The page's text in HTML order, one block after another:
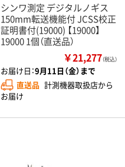
シンワ測定 デジタルノギス
150mm転送機能付 JCSS校正
証明書付(19000) 【19000】
19000 1個（直送品）
￥21,277（税込）
お届け日：9月11日（金）まで
直送品 計測機器取扱店から
お届け